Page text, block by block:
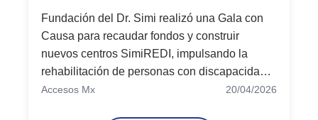
Fundación del Dr. Simi realizó una Gala con
Causa para recaudar fondos y construir
nuevos centros SimiREDI, impulsando la
rehabilitación de personas con discapacidad
en México.
Accesos Mx 20/04/2026